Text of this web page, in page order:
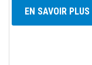
EN SAVOIR PLUS